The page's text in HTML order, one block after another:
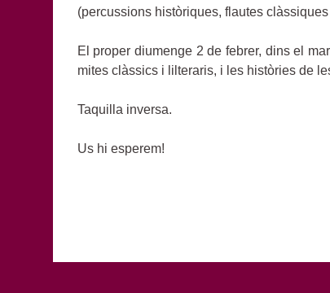
(percussions històriques, flautes
El proper diumenge 2 de febrer, dins el
mites clàssics i lilteraris, i les històries de
Taquilla inversa.
Us hi esperem!